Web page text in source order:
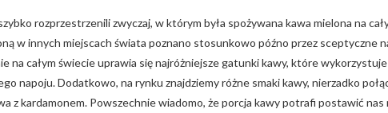
rozprzestrzenili zwyczaj, w którym była spożywana kawa mielona na
w innych miejscach świata poznano stosunkowo późno przez sceptyczne
na całym świecie uprawia się najróżniejsze gatunki kawy, które
napoju. Dodatkowo, na rynku znajdziemy różne smaki kawy, nierzadko
z kardamonem. Powszechnie wiadomo, że porcja kawy potrafi postawić nas